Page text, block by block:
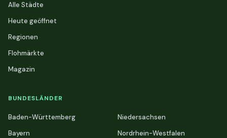
Alle Städte
Heute geöffnet
Regionen
Flohmärkte
Magazin
BUNDESLÄNDER
Baden-Württemberg
Bayern
Niedersachsen
Nordrhein-Westfalen